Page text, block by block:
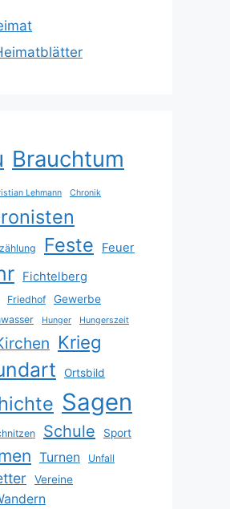
Brauchtum
Lehmann Chronik
Feste Feuer
Fichtelberg
Friedhof
Gewerbe
Hunger Hungerszeit
Krieg
Ortsbild
Sagen
Schule Sport
Turnen Unfall
Vereine